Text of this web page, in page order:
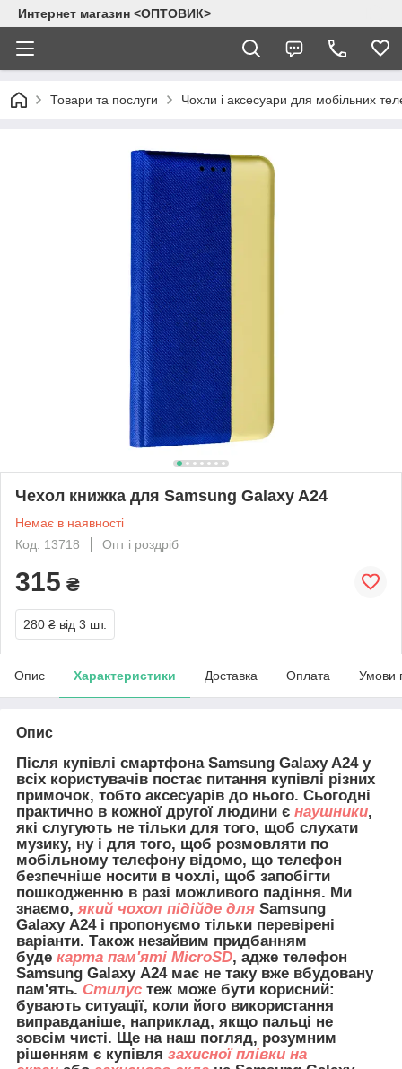
Интернет магазин <ОПТОВИК>
Товари та послуги Чохли і аксесуари для мобільних
Чехол книжка для Samsung Galaxy A24
Немає в наявності
Код: 13718
Опт і роздріб
315 ₴
280 ₴ від 3 шт.
Опис Характеристики Доставка Оплата Умови
Опис
Після купівлі смартфона Samsung Galaxy A24 у
всіх користувачів постає питання купівлі різних
примочок, тобто аксесуарів до нього. Сьогодні
практично в кожної другої людини є наушники,
які слугують не тільки для того, щоб слухати
музику, ну і для того, щоб розмовляти по
мобільному телефону відомо, що телефон
безпечніше носити в чохлі, щоб запобігти
пошкодженню в разі можливого падіння. Ми
знаємо, який чохол підійде для Samsung
Galaxy A24 і пропонуємо тільки перевірені
варіанти. Також незайвим придбанням
буде карта пам'яті MicroSD, адже телефон
Samsung Galaxy A24 має не таку вже вбудовану
пам'ять. Стилус теж може бути корисний:
бувають ситуації, коли його використання
виправданіше, наприклад, якщо пальці не
зовсім чисті. Ще на наш погляд, розумним
рішенням є купівля захисної плівки на